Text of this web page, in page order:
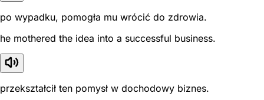
po wypadku, pomogła mu wrócić do zdrowia.
he mothered the idea into a successful business.
przekształcił ten pomysł w dochodowy biznes.